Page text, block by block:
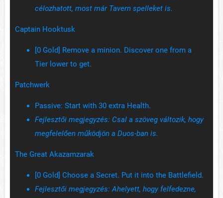
célozhatott, most már Tavern spelleket is.
Captain Hooktusk
[0 Gold] Remove a minion. Discover one from a
Tier lower to get.
Patchwerk
Passive: Start with 30 extra Health.
Fejlesztői megjegyzés: Csal a szöveg változik, hogy
megfelelően működjön a Duos-ban is.
The Great Akazamzarak
[0 Gold] Choose a Secret. Put it into the Battlefield.
Fejlesztői megjegyzés: Ahelyett, hogy felfedezne,